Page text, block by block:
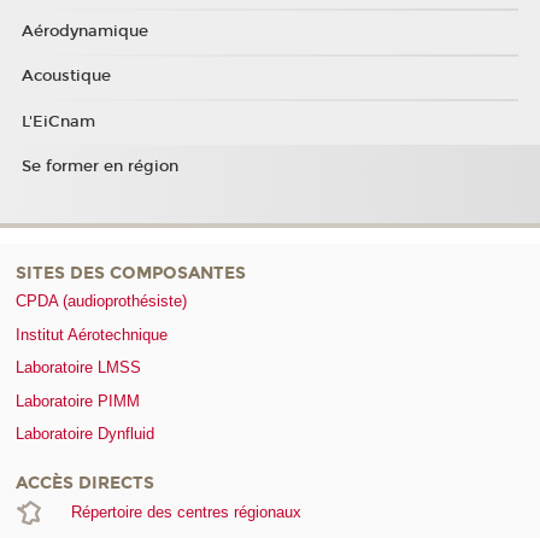
Aérodynamique
Acoustique
L'EiCnam
Se former en région
SITES DES COMPOSANTES
CPDA (audioprothésiste)
Institut Aérotechnique
Laboratoire LMSS
Laboratoire PIMM
Laboratoire Dynfluid
ACCÈS DIRECTS
Répertoire des centres régionaux